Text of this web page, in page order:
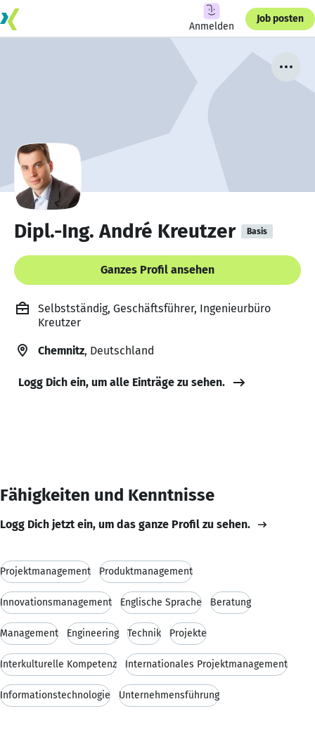
Anmelden
Job posten
Dipl.-Ing. André Kreutzer Basis
Ganzes Profil ansehen
Selbstständig, Geschäftsführer, Ingenieurbüro
Kreutzer
Chemnitz, Deutschland
Logg Dich ein, um alle Einträge zu sehen.
Fähigkeiten und Kenntnisse
Logg Dich jetzt ein, um das ganze Profil zu sehen.
Projektmanagement Produktmanagement
Innovationsmanagement Englische Sprache Beratung
Management Engineering Technik Projekte
Interkulturelle Kompetenz Internationales Projektmanagement
Informationstechnologie Unternehmensführung